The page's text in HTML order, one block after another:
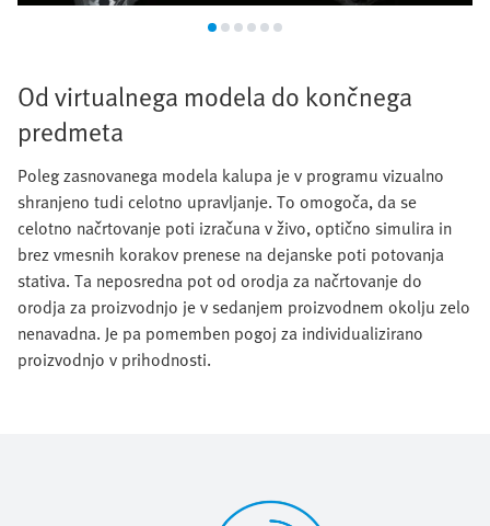
Od virtualnega modela do končnega
predmeta
Poleg zasnovanega modela kalupa je v programu vizualno
shranjeno tudi celotno upravljanje. To omogoča, da se
celotno načrtovanje poti izračuna v živo, optično simulira in
brez vmesnih korakov prenese na dejanske poti potovanja
stativa. Ta neposredna pot od orodja za načrtovanje do
orodja za proizvodnjo je v sedanjem proizvodnem okolju zelo
nenavadna. Je pa pomemben pogoj za individualizirano
proizvodnjo v prihodnosti.